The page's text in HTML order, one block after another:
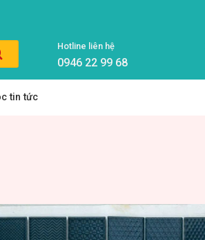
Hotline liên hệ
0946 22 99 68
tin tức